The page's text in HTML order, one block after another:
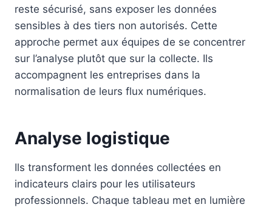
reste sécurisé, sans exposer les données
sensibles à des tiers non autorisés. Cette
approche permet aux équipes de se concentrer
sur l’analyse plutôt que sur la collecte. Ils
accompagnent les entreprises dans la
normalisation de leurs flux numériques.
Analyse logistique
Ils transforment les données collectées en
indicateurs clairs pour les utilisateurs
professionnels. Chaque tableau met en lumière